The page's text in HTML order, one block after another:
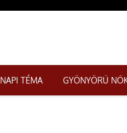
NAPI TÉMA GYÖNYÖRŰ